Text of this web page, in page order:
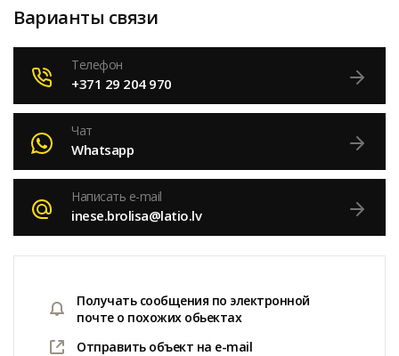
Варианты связи
Телефон
+371 29 204 970
Чат
Whatsapp
Написать e-mail
inese.brolisa@latio.lv
Получать сообщения по электронной
почте о похожих обьектах
Отправить объект на e-mail